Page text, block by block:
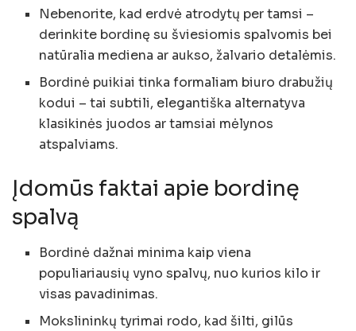
Nebenorite, kad erdvė atrodytų per tamsi –
derinkite bordinę su šviesiomis spalvomis bei
natūralia mediena ar aukso, žalvario detalėmis.
Bordinė puikiai tinka formaliam biuro drabužių
kodui – tai subtili, elegantiška alternatyva
klasikinės juodos ar tamsiai mėlynos
atspalviams.
Įdomūs faktai apie bordinę
spalvą
Bordinė dažnai minima kaip viena
populiariausių vyno spalvų, nuo kurios kilo ir
visas pavadinimas.
Mokslininkų tyrimai rodo, kad šilti, gilūs